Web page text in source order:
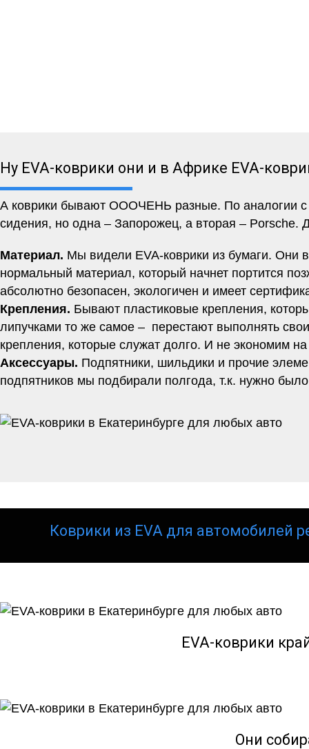
Ну EVA-коврики они и в Африке EVA-
А коврики бывают ОООЧЕНЬ разные. По аналогии с
сидения, но одна – Запорожец, а вторая – Porsche.
Материал. Мы видели EVA-коврики из бумаги. Они
нормальный материал, который начнет портится
абсолютно безопасен, экологичен и имеет
Крепления. Бывают пластиковые крепления,
липучками то же самое – перестают выполнять
крепления, которые служат долго. И не экономим на
Аксессуары. Подпятники, шильдики и прочие
подпятников мы подбирали полгода, т.к. нужно
Коврики из EVA для автомобилей
EVA-коврики
Они